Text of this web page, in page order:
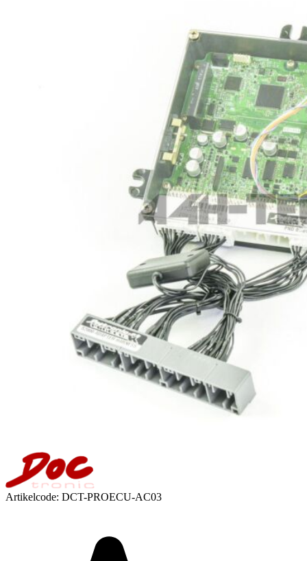
Artikelcode: DCT-PROECU-AC03